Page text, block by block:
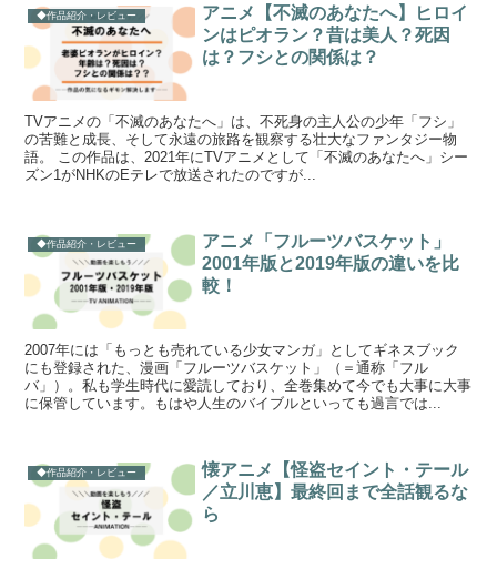
◆作品紹介・レビュー
アニメ【不滅のあなたへ】ヒロイ
ンはピオラン？昔は美人？死因
は？フシとの関係は？
TVアニメの「不滅のあなたへ」は、不死身の主人公の少年「フシ」
の苦難と成長、そして永遠の旅路を観察する壮大なファンタジー物
語。 この作品は、2021年にTVアニメとして「不滅のあなたへ」シー
ズン1がNHKのEテレで放送されたのですが...
◆作品紹介・レビュー
アニメ「フルーツバスケット」
2001年版と2019年版の違いを比
較！
2007年には「もっとも売れている少女マンガ」としてギネスブック
にも登録された、漫画「フルーツバスケット」（＝通称「フル
バ」）。私も学生時代に愛読しており、全巻集めて今でも大事に大事
に保管しています。もはや人生のバイブルといっても過言では...
◆作品紹介・レビュー
懐アニメ【怪盗セイント・テール
／立川恵】最終回まで全話観るな
ら